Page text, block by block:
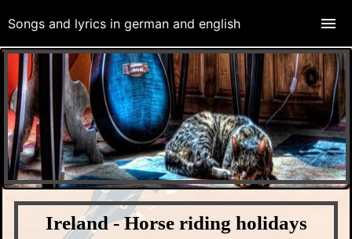
Ireland - Horse riding holidays
Songs and lyrics in german and english